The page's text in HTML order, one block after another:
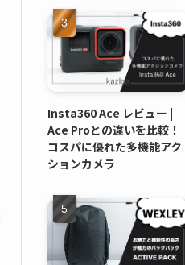
Insta360 Ace レビュー |
Ace Proとの違いを比較！
コスパに優れた多機能アク
ションカメラ